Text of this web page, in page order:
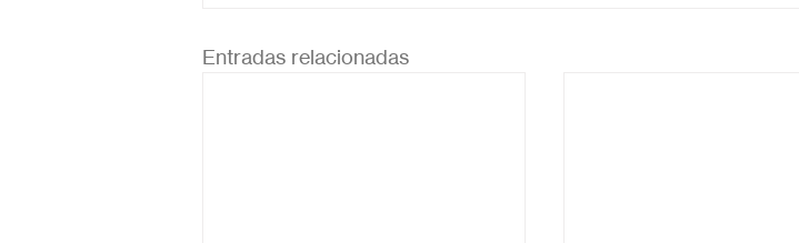
Entradas relacionadas